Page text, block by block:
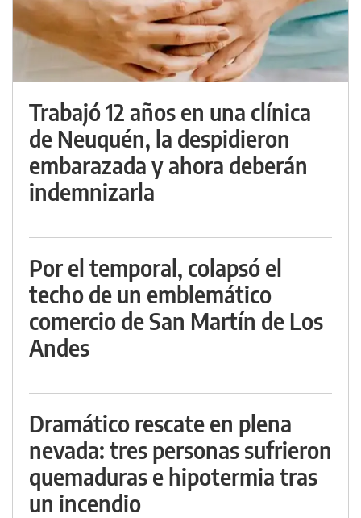
Trabajó 12 años en una clínica
de Neuquén, la despidieron
embarazada y ahora deberán
indemnizarla
Por el temporal, colapsó el
techo de un emblemático
comercio de San Martín de Los
Andes
Dramático rescate en plena
nevada: tres personas sufrieron
quemaduras e hipotermia tras
un incendio